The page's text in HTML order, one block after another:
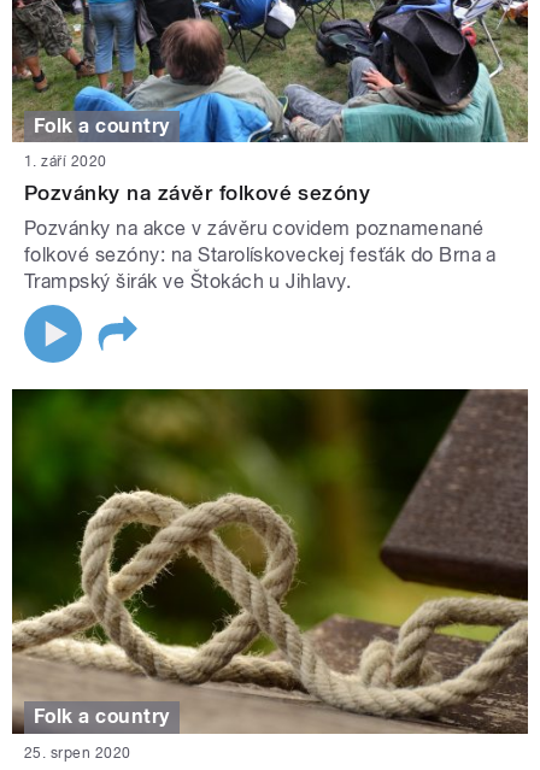
Folk a country
1. září 2020
Pozvánky na závěr folkové sezóny
Pozvánky na akce v závěru covidem poznamenané
folkové sezóny: na Starolískoveckej fesťák do Brna a
Trampský širák ve Štokách u Jihlavy.
Folk a country
25. srpen 2020